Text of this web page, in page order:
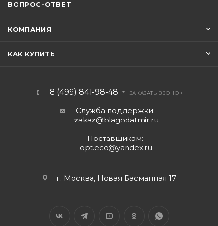
ВОПРОС-ОТВЕТ
КОМПАНИЯ
КАК КУПИТЬ
8 (499) 841-98-48 ЗАКАЗАТЬ ЗВОНОК
Служба поддержки:
zakaz@blagodatmir.ru
Поставщикам:
opt.eco@yandex.ru
г. Москва, Новая Басманная 17